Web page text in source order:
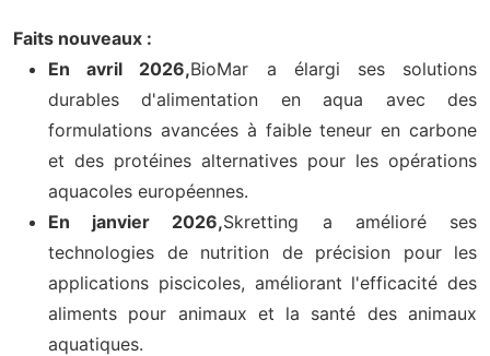
Faits nouveaux :
En avril 2026,BioMar a élargi ses solutions
durables d'alimentation en aqua avec des
formulations avancées à faible teneur en carbone
et des protéines alternatives pour les opérations
aquacoles européennes.
En janvier 2026,Skretting a amélioré ses
technologies de nutrition de précision pour les
applications piscicoles, améliorant l'efficacité des
aliments pour animaux et la santé des animaux
aquatiques.